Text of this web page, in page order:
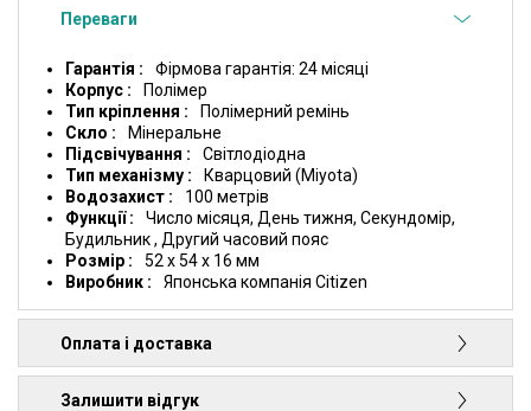
Переваги
Гарантія
Фірмова гарантія: 24 місяці
Корпус
Полімер
Тип кріплення
Полімерний ремінь
Скло
Мінеральне
Підсвічування
Світлодіодна
Тип механізму
Кварцовий (Miyota)
Водозахист
100 метрів
Функції
Число місяця, День тижня, Секундомір,
Будильник , Другий часовий пояс
Розмір
52 x 54 x 16 мм
Виробник
Японська компанія Citizen
Оплата і доставка
Залишити відгук